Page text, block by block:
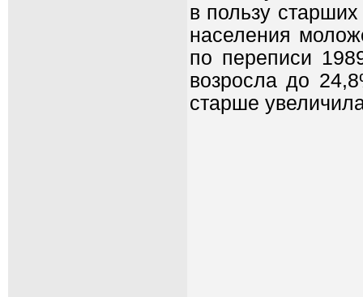
в пользу
населения
по переписи
возросла до
старше